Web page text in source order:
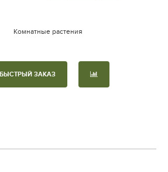
Комнатные растения
БЫСТРЫЙ ЗАКАЗ